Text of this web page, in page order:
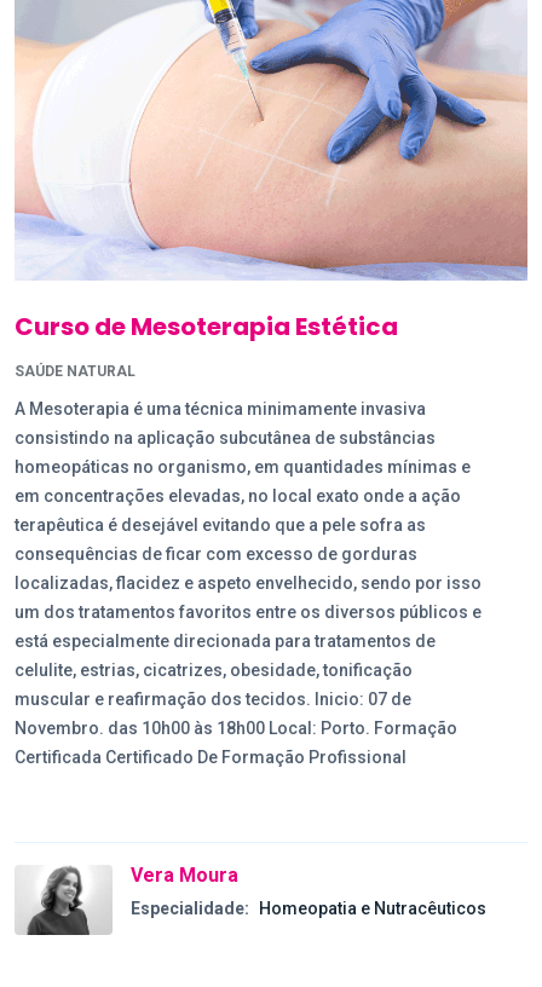
Curso de Mesoterapia Estética
SAÚDE NATURAL
A Mesoterapia é uma técnica minimamente invasiva
consistindo na aplicação subcutânea de substâncias
homeopáticas no organismo, em quantidades mínimas e
em concentrações elevadas, no local exato onde a ação
terapêutica é desejável evitando que a pele sofra as
consequências de ficar com excesso de gorduras
localizadas, flacidez e aspeto envelhecido, sendo por isso
um dos tratamentos favoritos entre os diversos públicos e
está especialmente direcionada para tratamentos de
celulite, estrias, cicatrizes, obesidade, tonificação
muscular e reafirmação dos tecidos. Inicio: 07 de
Novembro. das 10h00 às 18h00 Local: Porto. Formação
Certificada Certificado De Formação Profissional
Vera Moura
Especialidade: Homeopatia e Nutracêuticos